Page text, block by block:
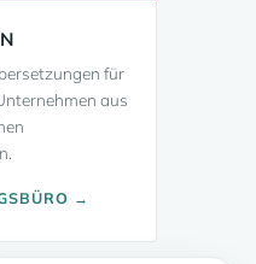
für
aus
→